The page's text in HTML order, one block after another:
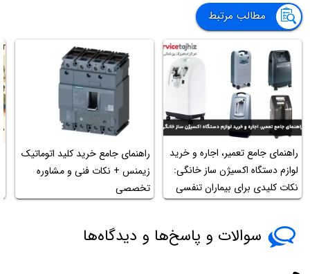
مطالب مرتبط
راهنمای جامع تعمیر، اجاره و خرید
لوازم دستگاه اکسیژن ساز خانگی:
نکات کلیدی برای بیماران تنفسی
در سال ۱۴۰۴
راهنمای جامع خرید کلید اتوماتیک
زیمنس + نکات فنی و مشاوره
تخصصی
سوالات و پاسخ‌ها و دیدگاه‌ها